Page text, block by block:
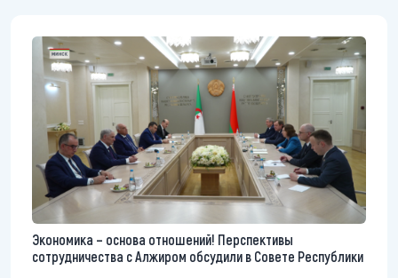
Экономика – основа отношений! Перспективы
сотрудничества с Алжиром обсудили в Совете Республики